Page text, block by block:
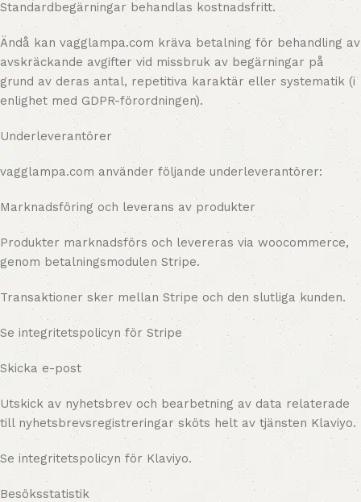
Standardbegärningar behandlas kostnadsfritt.
Ändå kan vagglampa.com kräva betalning för behandling av
avskräckande avgifter vid missbruk av begärningar på
grund av deras antal, repetitiva karaktär eller systematik (i
enlighet med GDPR-förordningen).
Underleverantörer
vagglampa.com använder följande underleverantörer:
Marknadsföring och leverans av produkter
Produkter marknadsförs och levereras via woocommerce,
genom betalningsmodulen Stripe.
Transaktioner sker mellan Stripe och den slutliga kunden.
Se integritetspolicyn för Stripe
Skicka e-post
Utskick av nyhetsbrev och bearbetning av data relaterade
till nyhetsbrevsregistreringar sköts helt av tjänsten Klaviyo.
Se integritetspolicyn för Klaviyo.
Besöksstatistik